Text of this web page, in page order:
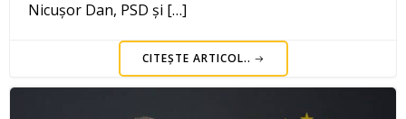
Nicușor Dan, PSD și […]
CITEȘTE ARTICOL..